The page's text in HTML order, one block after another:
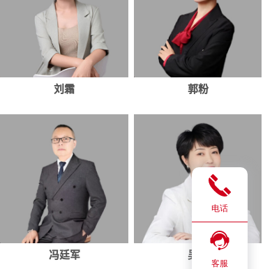
刘霜 郭粉
冯廷军 吴蔚
电话
客服